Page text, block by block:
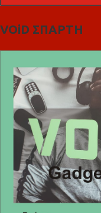
VOiD ΣΠΑΡΤΗ